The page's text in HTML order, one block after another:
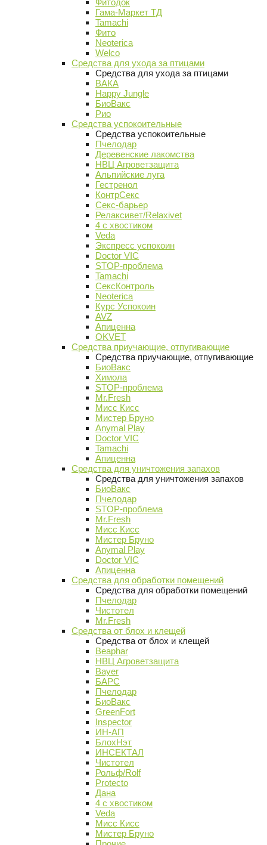
Фитодок
Гама-Маркет ТД
Tamachi
Фито
Neoterica
Welco
Средства для ухода за птицами
Средства для ухода за птицами
ВАКА
Happy Jungle
БиоВакс
Рио
Средства успокоительные
Средства успокоительные
Пчелодар
Деревенские лакомства
НВЦ Агроветзащита
Альпийские луга
Гестренол
КонтрСекс
Секс-барьер
Релаксивет/Relaxivet
4 с хвостиком
Veda
Экспресс успокоин
Doctor VIC
STOP-проблема
Tamachi
СексКонтроль
Neoterica
Курс Успокоин
AVZ
Апиценна
OKVET
Средства приучающие, отпугивающие
Средства приучающие, отпугивающие
БиоВакс
Химола
STOP-проблема
Mr.Fresh
Мисс Кисс
Мистер Бруно
Anymal Play
Doctor VIC
Tamachi
Апиценна
Средства для уничтожения запахов
Средства для уничтожения запахов
БиоВакс
Пчелодар
STOP-проблема
Mr.Fresh
Мисс Кисс
Мистер Бруно
Anymal Play
Doctor VIC
Апиценна
Средства для обработки помещений
Средства для обработки помещений
Пчелодар
Чистотел
Mr.Fresh
Средства от блох и клещей
Средства от блох и клещей
Beaphar
НВЦ Агроветзащита
Bayer
БАРС
Пчелодар
БиоВакс
GreenFort
Inspector
ИН-АП
БлохНэт
ИНСЕКТАЛ
Чистотел
Рольф/Rolf
Protecto
Дана
4 с хвостиком
Veda
Мисс Кисс
Мистер Бруно